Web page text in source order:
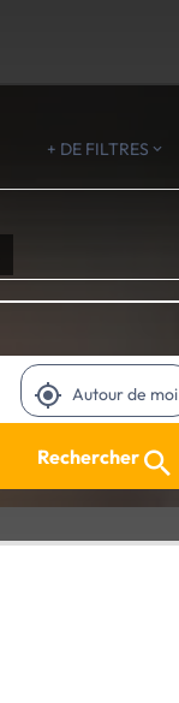
+ DE FILTRES
Autour de moi
Rechercher